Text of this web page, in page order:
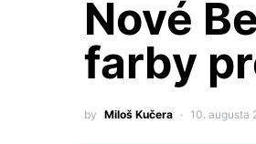
Nové
farby
by Miloš Kučera 10. augusta